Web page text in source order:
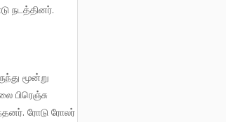
நடத்தினர்.
பிரெஞ்சு
ரோடு ரோலர்